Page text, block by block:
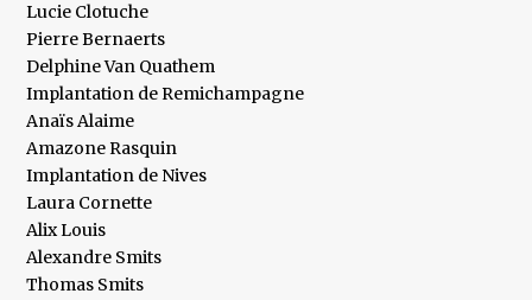
Lucie Clotuche
Pierre Bernaerts
Delphine Van Quathem
Implantation de Remichampagne
Anaïs Alaime
Amazone Rasquin
Implantation de Nives
Laura Cornette
Alix Louis
Alexandre Smits
Thomas Smits